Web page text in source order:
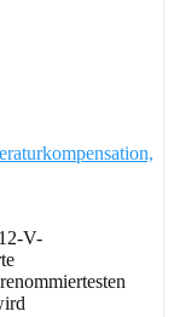
V-